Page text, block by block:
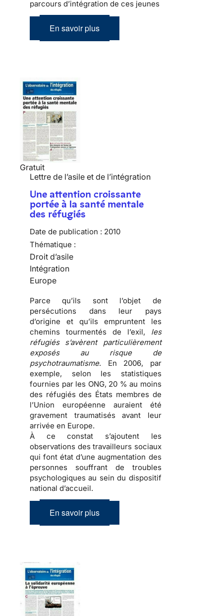
parcours d’intégration de ces jeunes
En savoir plus
Gratuit
Lettre de l’asile et de l’intégration
Une attention croissante
portée à la santé mentale
des réfugiés
Date de publication : 2010
Thématique :
Droit d’asile
Intégration
Europe
Parce qu’ils sont l’objet de
persécutions dans leur pays
d’origine et qu’ils empruntent les
chemins tourmentés de l’exil, les
réfugiés s’avèrent particulièrement
exposés au risque de
psychotraumatisme. En 2006, par
exemple, selon les statistiques
fournies par les ONG, 20 % au moins
des réfugiés des États membres de
l’Union européenne auraient été
gravement traumatisés avant leur
arrivée en Europe.
À ce constat s’ajoutent les
observations des travailleurs sociaux
qui font état d’uneaugmentation des
personnes souffrant de troubles
psychologiques au sein du dispositif
national d’accueil.
En savoir plus